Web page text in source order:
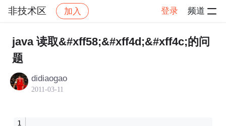
非技术区 加入 登录 频道
社区 非技术区 帖子详情
java 读取&#xff58;&#xff4d;&#xff4c;的问
题
didiaogao
2011-03-11